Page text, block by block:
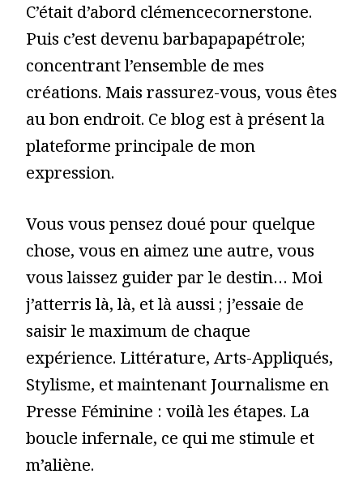
C’était d’abord clémencecornerstone.
Puis c’est devenu barbapapapétrole;
concentrant l’ensemble de mes
créations. Mais rassurez-vous, vous êtes
au bon endroit. Ce blog est à présent la
plateforme principale de mon
expression.
Vous vous pensez doué pour quelque
chose, vous en aimez une autre, vous
vous laissez guider par le destin… Moi
j’atterris là, là, et là aussi ; j’essaie de
saisir le maximum de chaque
expérience. Littérature, Arts-Appliqués,
Stylisme, et maintenant Journalisme en
Presse Féminine : voilà les étapes. La
boucle infernale, ce qui me stimule et
m’aliène.